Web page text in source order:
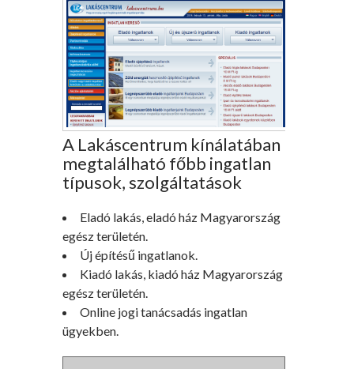
A Lakáscentrum kínálatában
megtalálható főbb ingatlan
típusok, szolgáltatások
Eladó lakás, eladó ház Magyarország
egész területén.
Új építésű ingatlanok.
Kiadó lakás, kiadó ház Magyarország
egész területén.
Online jogi tanácsadás ingatlan
ügyekben.